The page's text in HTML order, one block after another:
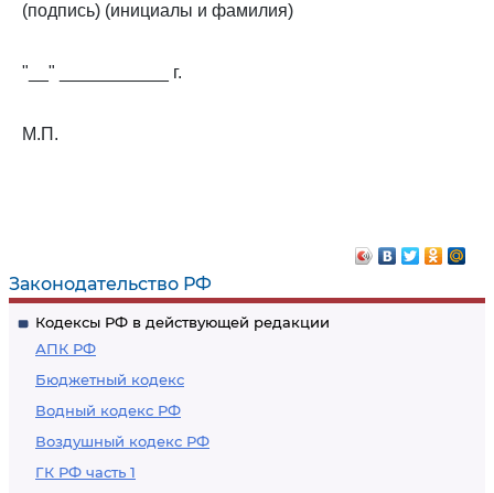
Законодательство РФ
Кодексы РФ в действующей редакции
АПК РФ
Бюджетный кодекс
Водный кодекс РФ
Воздушный кодекс РФ
ГК РФ часть 1
(подпись) (инициалы и фамилия)
"__" ___________ г.
М.П.